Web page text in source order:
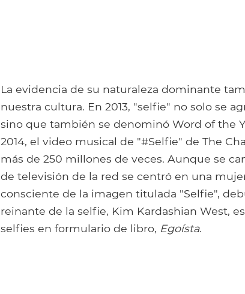
La evidencia de su naturaleza dominante
nuestra cultura. En 2013, "selfie" no solo se
sino que también se denominó Word of the
2014, el video musical de "#Selfie" de The
más de 250 millones de veces. Aunque se
de televisión de la red se centró en una
consciente de la imagen titulada "Selfie",
reinante de la selfie, Kim Kardashian West,
selfies en formulario de libro, Egoísta.